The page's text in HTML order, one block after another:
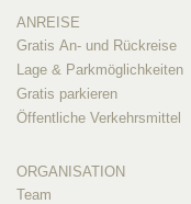
ANREISE
Gratis An- und Rückreise
Lage & Parkmöglichkeiten
Gratis parkieren
Öffentliche Verkehrsmittel
ORGANISATION
Team